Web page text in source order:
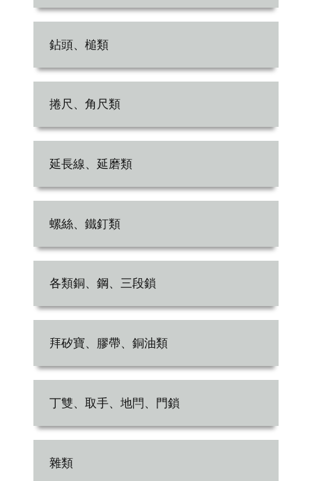
鉆頭、槌類
捲尺、角尺類
延長線、延磨類
螺絲、鐵釘類
各類銅、鋼、三段鎖
拜矽寶、膠帶、銅油類
丁雙、取手、地閂、門鎖
雜類